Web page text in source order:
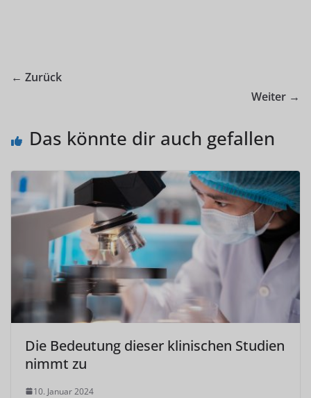
← Zurück
Weiter →
Das könnte dir auch gefallen
Die Bedeutung dieser klinischen Studien
nimmt zu
10. Januar 2024